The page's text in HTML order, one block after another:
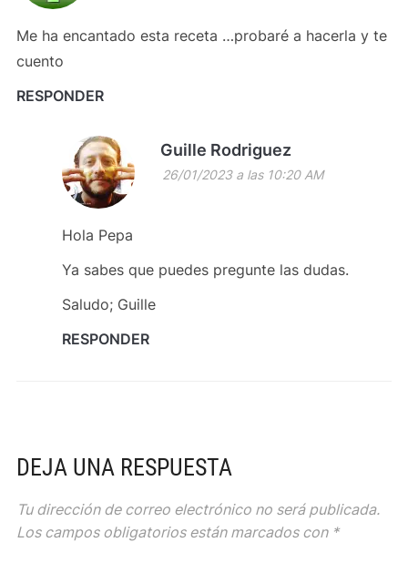
Me ha encantado esta receta …probaré a hacerla y te
cuento
RESPONDER
Guille Rodriguez
26/01/2023 a las 10:20 AM
Hola Pepa
Ya sabes que puedes pregunte las dudas.
Saludo; Guille
RESPONDER
DEJA UNA RESPUESTA
Tu dirección de correo electrónico no será publicada.
Los campos obligatorios están marcados con *